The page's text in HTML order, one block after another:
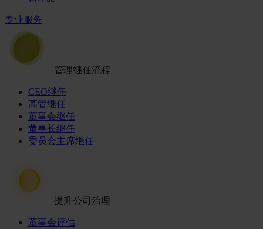
专业服务
管理继任流程
CEO继任
高管继任
董事会继任
董事长继任
委员会主席继任
提升公司治理
董事会评估